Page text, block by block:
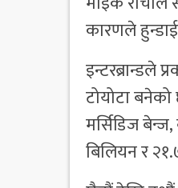
कारणले
इन्टरब्रान्डले
टोयोटा बनेको
मर्सिडिज
बिलियन र